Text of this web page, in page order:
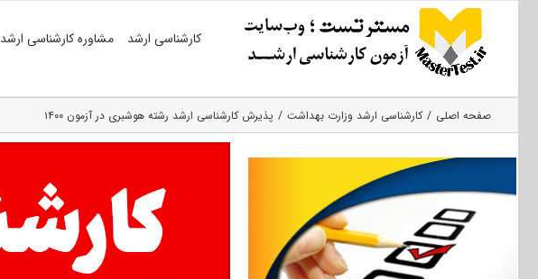
کارشناسی ارشد مشاوره کارشناسی ارشد
صفحه اصلی کارشناسی ارشد وزارت بهداشت پذیرش کارشناسی ارشد رشته هوشبری در آزمون ۱۴۰۰